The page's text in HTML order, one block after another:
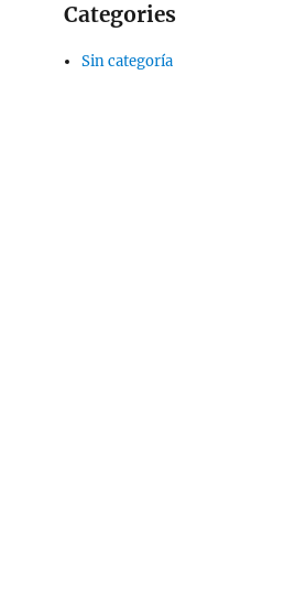
Categories
Sin categoría